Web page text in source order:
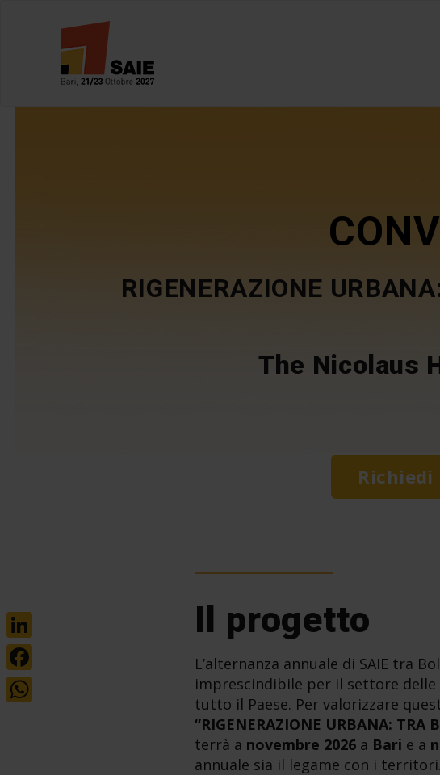
RIGENERAZIONE
The Nicolaus
Il progetto
L’alternanza annuale di SAIE tra
imprescindibile per il settore
tutto il Paese. Per valorizzare
“RIGENERAZIONE URBANA: TRA
terrà a novembre 2026 a Bari e a
annuale sia il legame con i territori.
LinkedIn
Facebook